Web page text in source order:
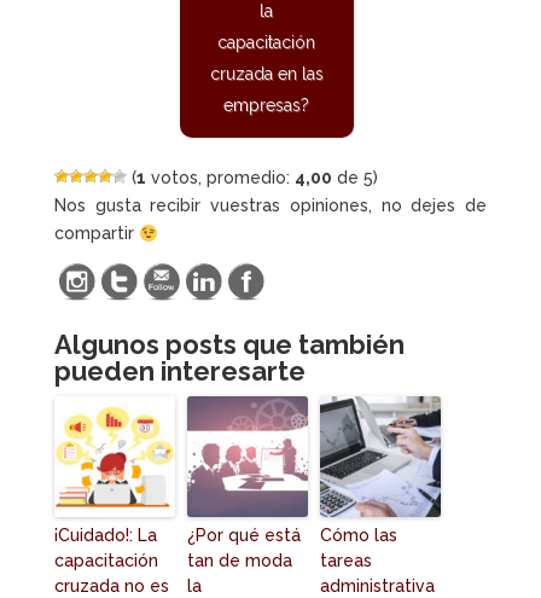
la
capacitación
cruzada en las
empresas?
(1 votos, promedio: 4,00 de 5)
Nos gusta recibir vuestras opiniones, no dejes de
compartir
Algunos posts que también
pueden interesarte
¡Cuidado!: La
capacitación
cruzada no es
¿Por qué está
tan de moda
la
Cómo las
tareas
administrativa